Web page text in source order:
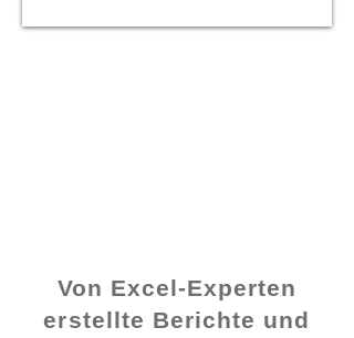
Von Excel-Experten
erstellte Berichte und